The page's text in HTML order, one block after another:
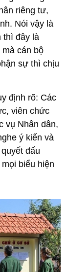
riêng tư,
Nói vậy là
thì đây là
mà cán bộ
sự thì chịu
định rõ: Các
viên chức
vụ Nhân dân,
ý kiến và
đấu
biểu hiện